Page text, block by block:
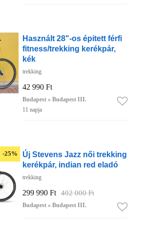
Használt 28"-os épitett férfi
fitness/trekking kerékpár,
kék
trekking
42 990 Ft
Budapest » Budapest III.
11 napja
-25%
Új Stevens Jazz női trekking
kerékpár, indian red eladó
trekking
299 990 Ft 402 000 Ft
Budapest » Budapest III.